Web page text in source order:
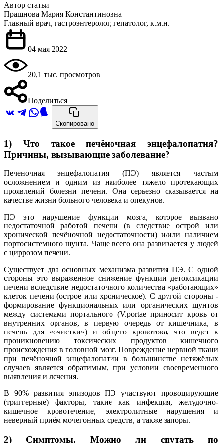
Автор статьи
Прашнова Мария Константиновна
Главный врач, гастроэнтеролог, гепатолог, к.м.н.
04 мая 2022
20,1 тыс. просмотров
Поделиться
Скопировано
1) Что такое печёночная энцефалопатия?
Причины, вызывающие заболевание?
Печеночная энцефалопатия (ПЭ) является частым
осложнением и одним из наиболее тяжело протекающих
проявлений болезни печени. Она серьезно сказывается на
качестве жизни больного человека и опекунов.
ПЭ это нарушение функции мозга, которое вызвано
недостаточной работой печени (в следствие острой или
хронической печёночной недостаточности) и/или наличием
портосистемного шунта. Чаще всего она развивается у людей
с циррозом печени.
Существует два основных механизма развития ПЭ. С одной
стороны это выраженное снижение функции детоксикации
печени вследствие недостаточного количества «работающих»
клеток печени (острое или хроническое). С другой стороны -
формирование функциональных или органических шунтов
между системами портального (V.portae приносит кровь от
внутренних органов, в первую очередь от кишечника, в
печень для «очистки») и общего кровотока, что ведет к
проникновению токсических продуктов кишечного
происхождения в головной мозг. Повреждение нервной ткани
при печёночной энцефалопатии в большинстве нетяжёлых
случаев является обратимым, при условии своевременного
выявления и лечения.
В 90% развития эпизодов ПЭ участвуют провоцирующие
(триггерные) факторы, такие как инфекция, желудочно-
кишечное кровотечение, электролитные нарушения и
неверный приём мочегонных средств, а также запоры.
2) Симптомы. Можно ли спутать по